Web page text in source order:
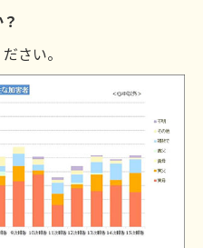
さい。